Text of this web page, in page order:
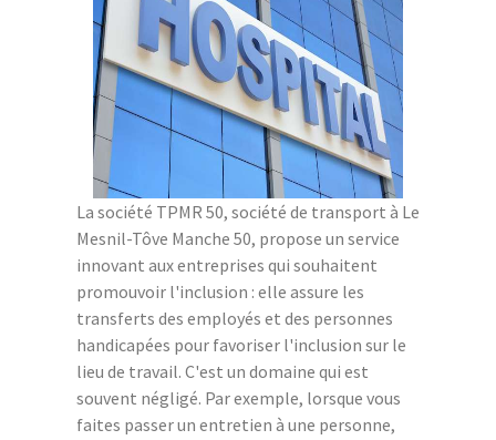
La société TPMR 50, société de transport à Le
Mesnil-Tôve Manche 50, propose un service
innovant aux entreprises qui souhaitent
promouvoir l'inclusion : elle assure les
transferts des employés et des personnes
handicapées pour favoriser l'inclusion sur le
lieu de travail. C'est un domaine qui est
souvent négligé. Par exemple, lorsque vous
faites passer un entretien à une personne,